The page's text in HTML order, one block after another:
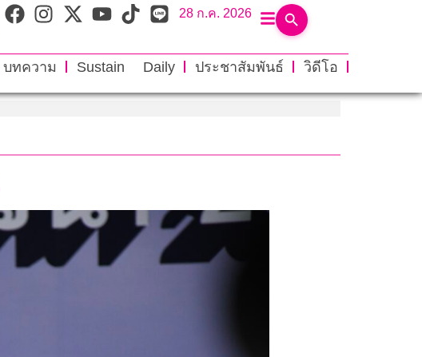
28 ก.ค. 2026
บทความ Sustain Daily ประชาสัมพันธ์
วิดีโอ